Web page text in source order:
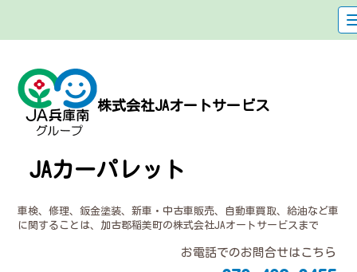
株式会社JAオートサービス
JAカーパレット
車検、修理、鈑金塗装、新車・中古車販売、自動車買取、給油など車
に関することは、加古郡稲美町の株式会社JAオートサービスまで
お電話でのお問合せはこちら